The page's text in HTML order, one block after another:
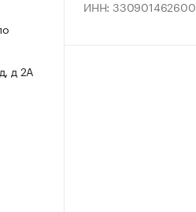
д 2А
ИНН: 330901462600